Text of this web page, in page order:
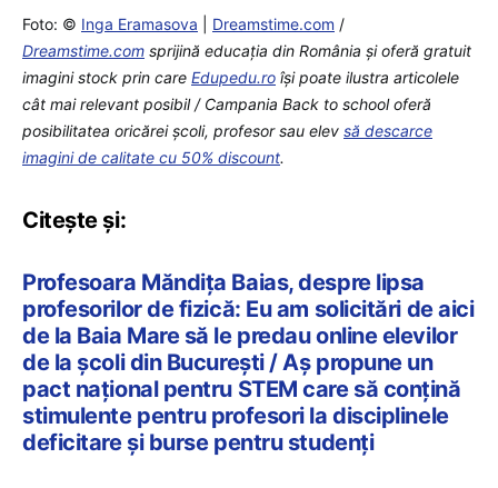
Foto: © Inga Eramasova Dreamstime.com /
Dreamstime.com sprijină educaţia din România şi oferă gratuit
imagini stock prin care Edupedu.ro îşi poate ilustra articolele
cât mai relevant posibil / Campania Back to school oferă
posibilitatea oricărei școli, profesor sau elev să descarce
imagini de calitate cu 50% discount.
Citește și:
Profesoara Măndița Baias, despre lipsa
profesorilor de fizică: Eu am solicitări de aici
de la Baia Mare să le predau online elevilor
de la școli din București / Aș propune un
pact național pentru STEM care să conțină
stimulente pentru profesori la disciplinele
deficitare și burse pentru studenți